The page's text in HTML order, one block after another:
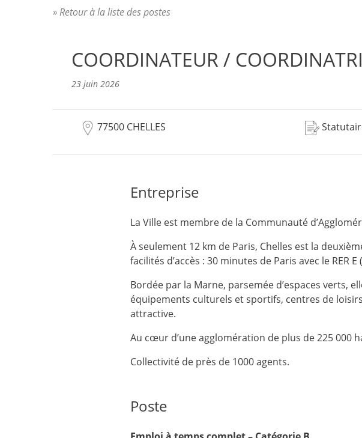
» Retour à la liste des postes
COORDINATEUR /
23 juin 2026
77500 CHELLES
Entreprise
La Ville est membre de la Communauté
À seulement 12 km de Paris, Chelles est la
facilités d’accès : 30 minutes de Paris avec le RER
Bordée par la Marne, parsemée d’espaces verts,
équipements culturels et sportifs, centres de
attractive.
Au cœur d’une agglomération de plus de 225 000
Collectivité de près de 1000 agents.
Poste